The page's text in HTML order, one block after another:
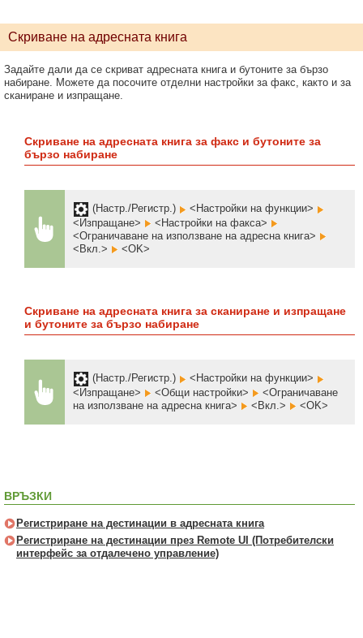
Скриване на адресната книга
Задайте дали да се скриват адресната книга и бутоните за бързо
набиране. Можете да посочите отделни настройки за факс, както и за
сканиране и изпращане.
Скриване на адресната книга за факс и бутоните за
бързо набиране
(Настр./Регистр.)
<Настройки на функции>
<Изпращане>
<Настройки на факса>
<Ограничаване на използване на адресна книга>
<Вкл.>
<OK>
Скриване на адресната книга за сканиране и изпращане
и бутоните за бързо набиране
(Настр./Регистр.)
<Настройки на функции>
<Изпращане>
<Общи настройки>
<Ограничаване
на използване на адресна книга>
<Вкл.> <OK>
ВРЪЗКИ
Регистриране на дестинации в адресната книга
Регистриране на дестинации през Remote UI (Потребителски
интерфейс за отдалечено управление)